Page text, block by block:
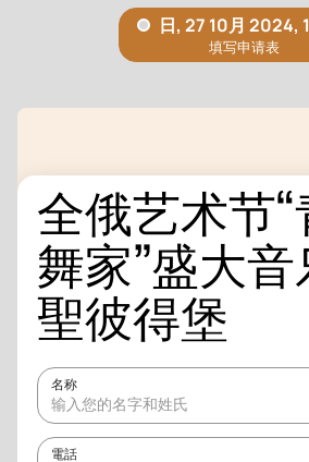
全俄艺术节
舞家”盛大
聖彼得堡
名称
電話